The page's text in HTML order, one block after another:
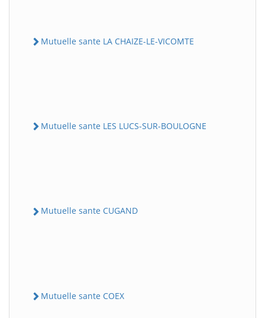
Mutuelle sante LA CHAIZE-LE-VICOMTE
Mutuelle sante LES LUCS-SUR-BOULOGNE
Mutuelle sante CUGAND
Mutuelle sante COEX